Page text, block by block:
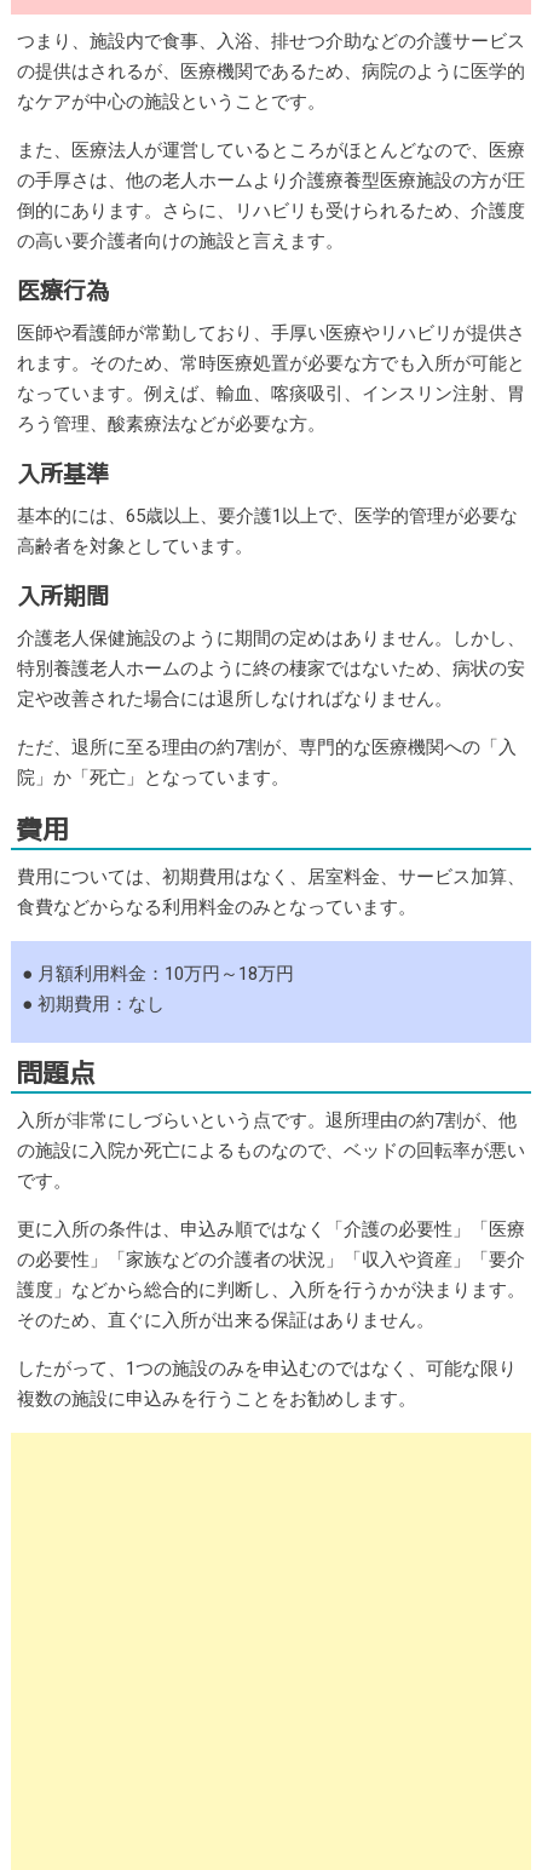
つまり、施設内で食事、入浴、排せつ介助などの介護サービス
の提供はされるが、医療機関であるため、病院のように医学的
なケアが中心の施設ということです。
また、医療法人が運営しているところがほとんどなので、医療
の手厚さは、他の老人ホームより介護療養型医療施設の方が圧
倒的にあります。さらに、リハビリも受けられるため、介護度
の高い要介護者向けの施設と言えます。
医療行為
医師や看護師が常勤しており、手厚い医療やリハビリが提供さ
れます。そのため、常時医療処置が必要な方でも入所が可能と
なっています。例えば、輸血、喀痰吸引、インスリン注射、胃
ろう管理、酸素療法などが必要な方。
入所基準
基本的には、65歳以上、要介護1以上で、医学的管理が必要な
高齢者を対象としています。
入所期間
介護老人保健施設のように期間の定めはありません。しかし、
特別養護老人ホームのように終の棲家ではないため、病状の安
定や改善された場合には退所しなければなりません。
ただ、退所に至る理由の約7割が、専門的な医療機関への「入
院」か「死亡」となっています。
費用
費用については、初期費用はなく、居室料金、サービス加算、
食費などからなる利用料金のみとなっています。
● 月額利用料金：10万円～18万円
● 初期費用：なし
問題点
入所が非常にしづらいという点です。退所理由の約7割が、他
の施設に入院か死亡によるものなので、ベッドの回転率が悪い
です。
更に入所の条件は、申込み順ではなく「介護の必要性」「医療
の必要性」「家族などの介護者の状況」「収入や資産」「要介
護度」などから総合的に判断し、入所を行うかが決まります。
そのため、直ぐに入所が出来る保証はありません。
したがって、1つの施設のみを申込むのではなく、可能な限り
複数の施設に申込みを行うことをお勧めします。